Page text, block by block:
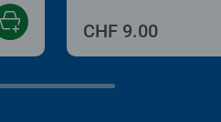
CHF 9.00